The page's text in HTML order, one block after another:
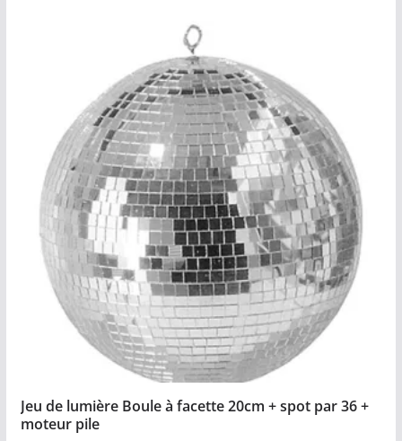
Jeu de lumière Boule à facette 20cm + spot par 36 +
moteur pile